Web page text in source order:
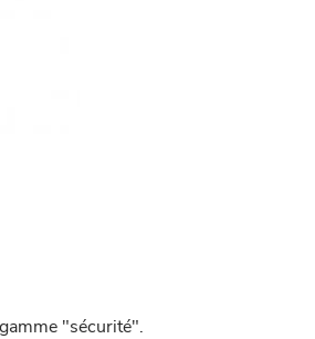
"sécurité".